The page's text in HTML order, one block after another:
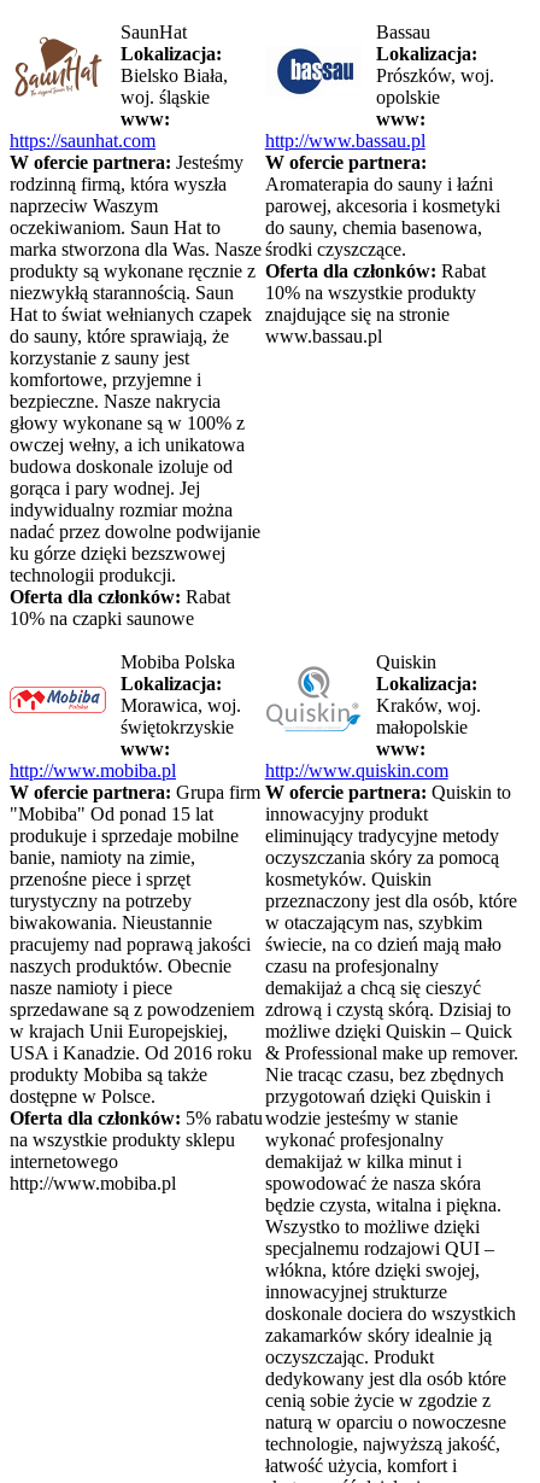
SaunHat
Lokalizacja:
Bielsko Biała,
woj. śląskie
www:
https://saunhat.com
W ofercie partnera: Jesteśmy
rodzinną firmą, która wyszła
naprzeciw Waszym
oczekiwaniom. Saun Hat to
marka stworzona dla Was. Nasze
produkty są wykonane ręcznie z
niezwykłą starannością. Saun
Hat to świat wełnianych czapek
do sauny, które sprawiają, że
korzystanie z sauny jest
komfortowe, przyjemne i
bezpieczne. Nasze nakrycia
głowy wykonane są w 100% z
owczej wełny, a ich unikatowa
budowa doskonale izoluje od
gorąca i pary wodnej. Jej
indywidualny rozmiar można
nadać przez dowolne podwijanie
ku górze dzięki bezszwowej
technologii produkcji.
Oferta dla członków: Rabat
10% na czapki saunowe
Bassau
Lokalizacja:
Prószków, woj.
opolskie
www:
http://www.bassau.pl
W ofercie partnera:
Aromaterapia do sauny i łaźni
parowej, akcesoria i kosmetyki
do sauny, chemia basenowa,
środki czyszczące.
Oferta dla członków: Rabat
10% na wszystkie produkty
znajdujące się na stronie
www.bassau.pl
Mobiba Polska
Lokalizacja:
Morawica, woj.
świętokrzyskie
www:
http://www.mobiba.pl
W ofercie partnera: Grupa firm
"Mobiba" Od ponad 15 lat
produkuje i sprzedaje mobilne
banie, namioty na zimie,
przenośne piece i sprzęt
turystyczny na potrzeby
biwakowania. Nieustannie
pracujemy nad poprawą jakości
naszych produktów. Obecnie
nasze namioty i piece
sprzedawane są z powodzeniem
w krajach Unii Europejskiej,
USA i Kanadzie. Od 2016 roku
produkty Mobiba są także
dostępne w Polsce.
Oferta dla członków: 5% rabatu
na wszystkie produkty sklepu
internetowego
http://www.mobiba.pl
Quiskin
Lokalizacja:
Kraków, woj.
małopolskie
www:
http://www.quiskin.com
W ofercie partnera: Quiskin to
innowacyjny produkt
eliminujący tradycyjne metody
oczyszczania skóry za pomocą
kosmetyków. Quiskin
przeznaczony jest dla osób, które
w otaczającym nas, szybkim
świecie, na co dzień mają mało
czasu na profesjonalny
demakijaż a chcą się cieszyć
zdrową i czystą skórą. Dzisiaj to
możliwe dzięki Quiskin – Quick
& Professional make up remover.
Nie tracąc czasu, bez zbędnych
przygotowań dzięki Quiskin i
wodzie jesteśmy w stanie
wykonać profesjonalny
demakijaż w kilka minut i
spowodować że nasza skóra
będzie czysta, witalna i piękna.
Wszystko to możliwe dzięki
specjalnemu rodzajowi QUI –
włókna, które dzięki swojej,
innowacyjnej strukturze
doskonale dociera do wszystkich
zakamarków skóry idealnie ją
oczyszczając. Produkt
dedykowany jest dla osób które
cenią sobie życie w zgodzie z
naturą w oparciu o nowoczesne
technologie, najwyższą jakość,
łatwość użycia, komfort i